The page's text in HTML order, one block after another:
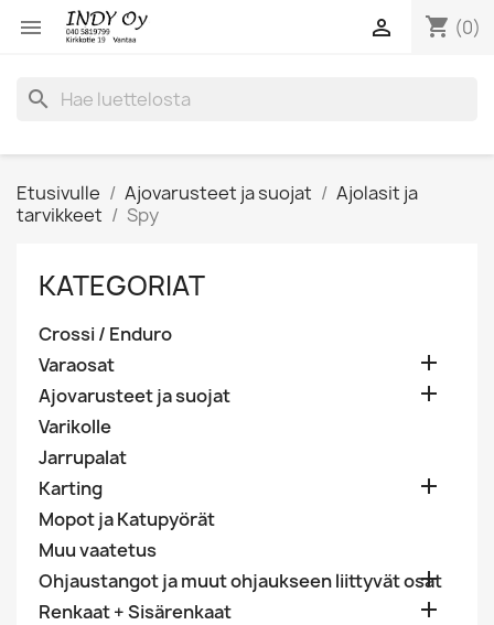
 shopping_cart (0)

search
Etusivulle Ajovarusteet ja suojat
Ajolasit ja
tarvikkeet
Spy
KATEGORIAT
Crossi / Enduro
Varaosat

Ajovarusteet ja suojat 
Varikolle
Jarrupalat
Karting

Mopot ja Katupyörät
Muu vaatetus
Ohjaustangot ja muut ohjaukseen liittyvät osat

Renkaat + Sisärenkaat 